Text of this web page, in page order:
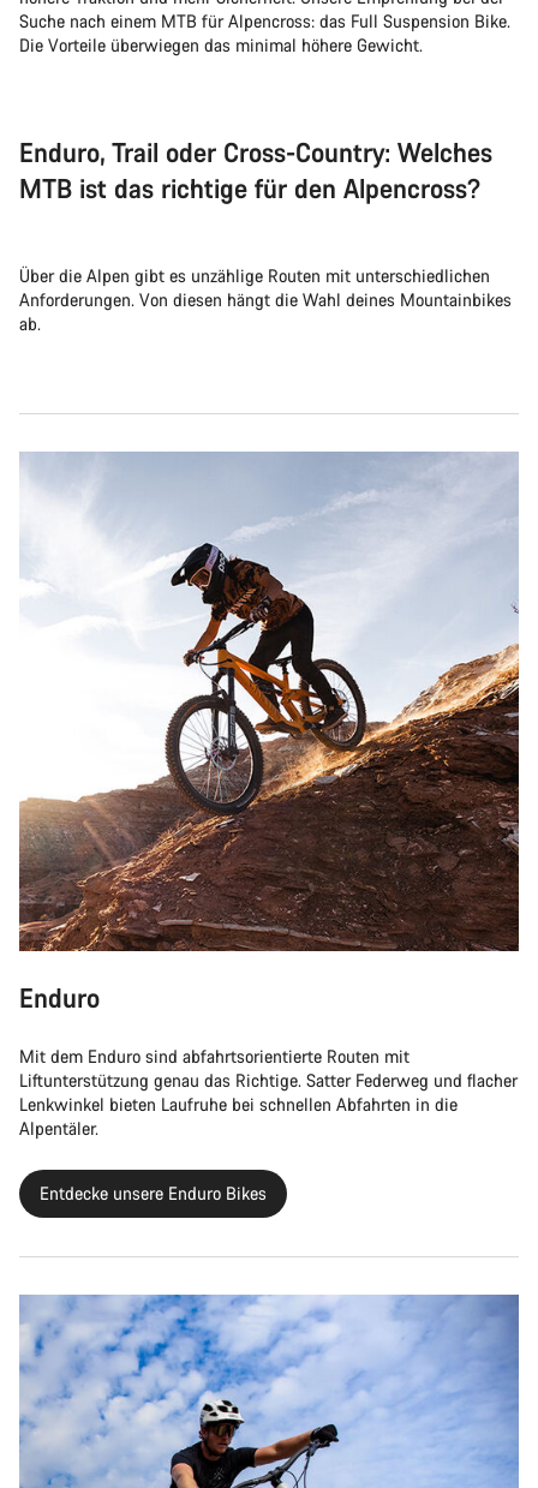
Suche nach einem MTB für Alpencross: das Full Suspension Bike.
Die Vorteile überwiegen das minimal höhere Gewicht.
Enduro, Trail oder Cross-Country: Welches
MTB ist das richtige für den Alpencross?
Über die Alpen gibt es unzählige Routen mit unterschiedlichen
Anforderungen. Von diesen hängt die Wahl deines Mountainbikes
ab.
Enduro
Mit dem Enduro sind abfahrtsorientierte Routen mit
Liftunterstützung genau das Richtige. Satter Federweg und flacher
Lenkwinkel bieten Laufruhe bei schnellen Abfahrten in die
Alpentäler.
Entdecke unsere Enduro Bikes